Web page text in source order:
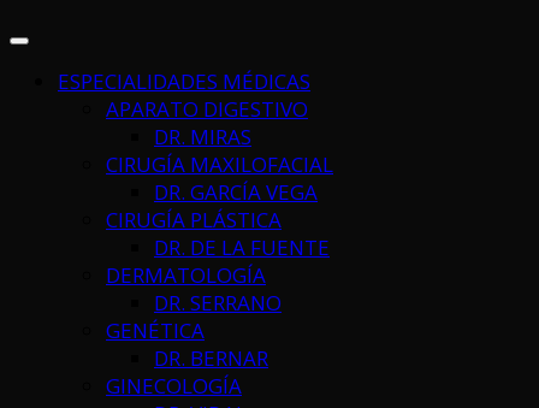
ESPECIALIDADES MÉDICAS
APARATO DIGESTIVO
DR. MIRAS
CIRUGÍA MAXILOFACIAL
DR. GARCÍA VEGA
CIRUGÍA PLÁSTICA
DR. DE LA FUENTE
DERMATOLOGÍA
DR. SERRANO
GENÉTICA
DR. BERNAR
GINECOLOGÍA